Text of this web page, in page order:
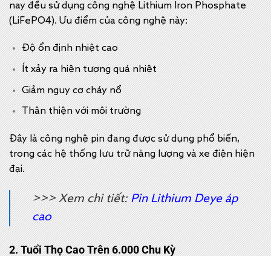
nay đều sử dụng công nghệ Lithium Iron Phosphate
(LiFePO4). Ưu điểm của công nghệ này:
Độ ổn định nhiệt cao
Ít xảy ra hiện tượng quá nhiệt
Giảm nguy cơ cháy nổ
Thân thiện với môi trường
Đây là công nghệ pin đang được sử dụng phổ biến,
trong các hệ thống lưu trữ năng lượng và xe điện hiện
đại.
>>> Xem chi tiết:Pin Lithium Deye áp
cao
2. Tuổi Thọ Cao Trên 6.000 Chu Kỳ